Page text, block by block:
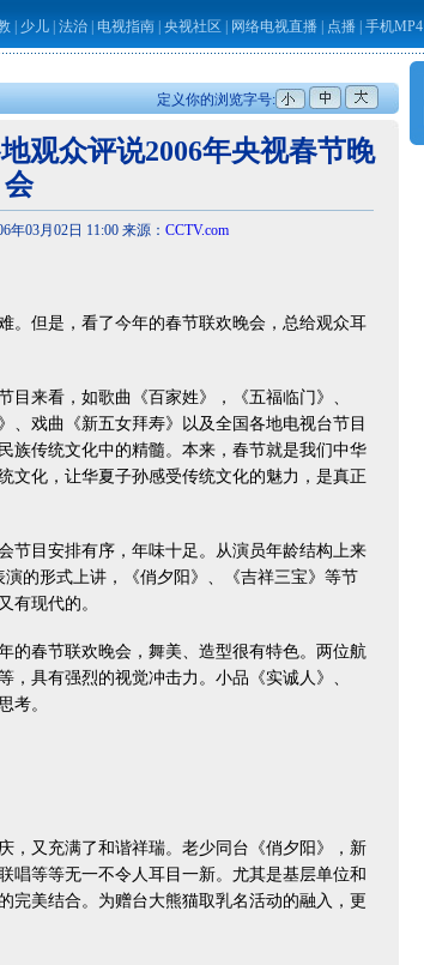
少儿 法治 电视指南 央视社区 网络电视直播 点播 手机MP4
定义你的浏览字号:
观众评说2006年央视春节晚
会
03月02日 11:00 来源： CCTV.com
但是，看了今年的春节联欢晚会，总给观众耳
来看，如歌曲《百家姓》，《五福临门》、
戏曲《新五女拜寿》以及全国各地电视台节目
族传统文化中的精髓。本来，春节就是我们中华
文化，让华夏子孙感受传统文化的魅力，是真正
目安排有序，年味十足。从演员年龄结构上来
的形式上讲，《俏夕阳》、《吉祥三宝》等节
有现代的。
春节联欢晚会，舞美、造型很有特色。两位航
具有强烈的视觉冲击力。小品《实诚人》、
考。
又充满了和谐祥瑞。老少同台《俏夕阳》，新
唱等等无一不令人耳目一新。尤其是基层单位和
完美结合。为赠台大熊猫取乳名活动的融入，更